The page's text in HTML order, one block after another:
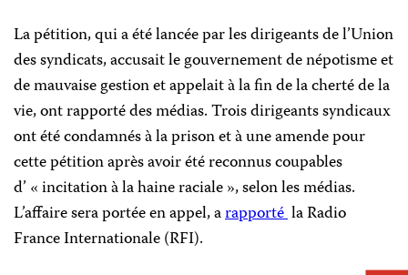
La pétition, qui a été lancée par les dirigeants de l’Union
des syndicats, accusait le gouvernement de népotisme et
de mauvaise gestion et appelait à la fin de la cherté de la
vie, ont rapporté des médias. Trois dirigeants syndicaux
ont été condamnés à la prison et à une amende pour
cette pétition après avoir été reconnus coupables
d’ « incitation à la haine raciale », selon les médias.
L’affaire sera portée en appel, arapportéla Radio
France Internationale (RFI).